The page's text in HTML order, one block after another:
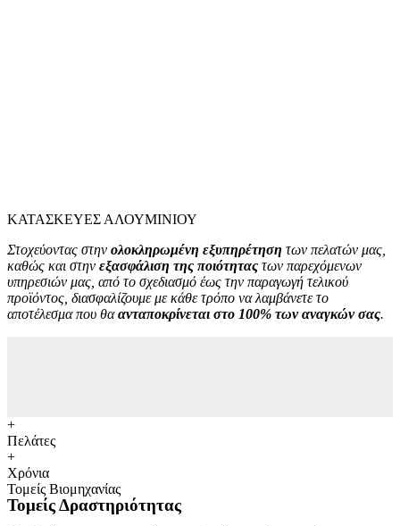
ΚΑΤΑΣΚΕΥΕΣ ΑΛΟΥΜΙΝΙΟΥ
Στοχεύοντας στην ολοκληρωμένη εξυπηρέτηση των πελατών μας,
καθώς και στην εξασφάλιση της ποιότητας των παρεχόμενων
υπηρεσιών μας, από το σχεδιασμό έως την παραγωγή τελικού
προϊόντος, διασφαλίζουμε με κάθε τρόπο να λαμβάνετε το
αποτέλεσμα που θαανταποκρίνεται στο 100% των αναγκών σας.
+
Πελάτες
+
Χρόνια
Τομείς Βιομηχανίας
Τομείς Δραστηριότητας